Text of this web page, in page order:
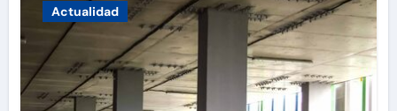
Actualidad